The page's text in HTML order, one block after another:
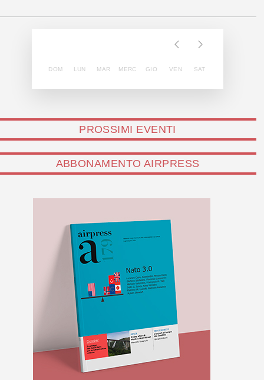
DOM LUN MAR MERC GIO VEN SAT
PROSSIMI EVENTI
ABBONAMENTO AIRPRESS